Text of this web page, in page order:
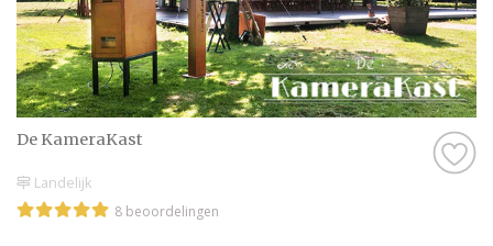
De KameraKast
Landelijk
8 beoordelingen